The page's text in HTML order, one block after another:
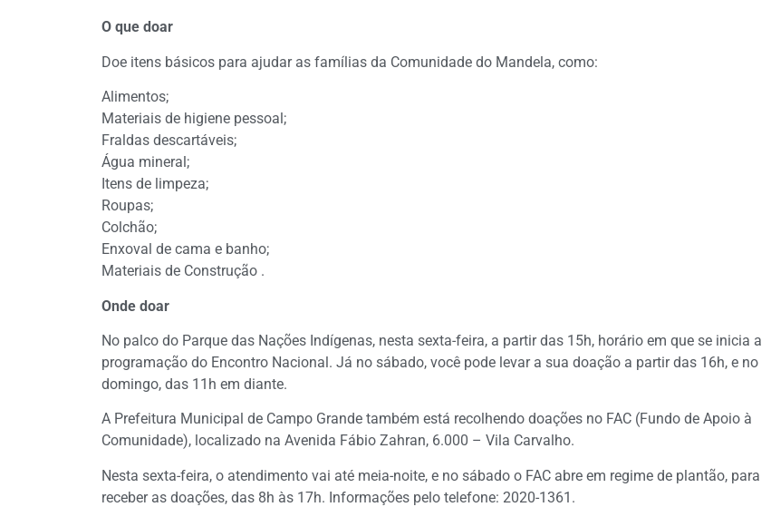
O que doar
Doe itens básicos para ajudar as famílias da Comunidade do Mandela, como:
Alimentos;
Materiais de higiene pessoal;
Fraldas descartáveis;
Água mineral;
Itens de limpeza;
Roupas;
Colchão;
Enxoval de cama e banho;
Materiais de Construção .
Onde doar
No palco do Parque das Nações Indígenas, nesta sexta-feira, a partir das 15h, horário em que se inicia a
programação do Encontro Nacional. Já no sábado, você pode levar a sua doação a partir das 16h, e no
domingo, das 11h em diante.
A Prefeitura Municipal de Campo Grande também está recolhendo doações no FAC (Fundo de Apoio à
Comunidade), localizado na Avenida Fábio Zahran, 6.000 – Vila Carvalho.
Nesta sexta-feira, o atendimento vai até meia-noite, e no sábado o FAC abre em regime de plantão, para
receber as doações, das 8h às 17h. Informações pelo telefone: 2020-1361.